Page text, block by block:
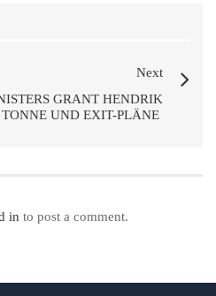
Next
GRANT HENDRIK
TONNE UND EXIT-PLÄNE
in to post a comment.